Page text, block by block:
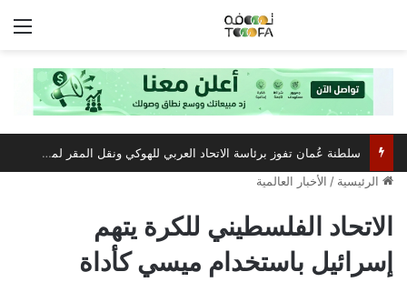
سلطنة عُمان تفوز برئاسة الاتحاد العربي للهوكي ونقل المقر لمسقط
الرئيسية / الأخبار العالمية
الاتحاد الفلسطيني للكرة يتهم
إسرائيل باستخدام ميسي كأداة